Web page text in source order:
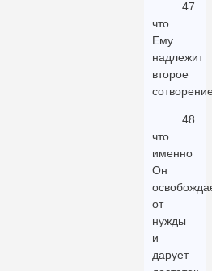
47.
что
Ему
надлежит
второе
48.
что
именно
Он
от
нужды
и
дарует